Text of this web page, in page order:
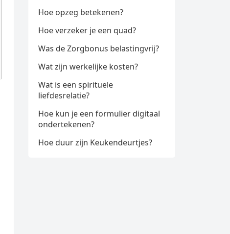
Hoe opzeg betekenen?
Hoe verzeker je een quad?
Was de Zorgbonus belastingvrij?
Wat zijn werkelijke kosten?
Wat is een spirituele
liefdesrelatie?
Hoe kun je een formulier digitaal
ondertekenen?
Hoe duur zijn Keukendeurtjes?